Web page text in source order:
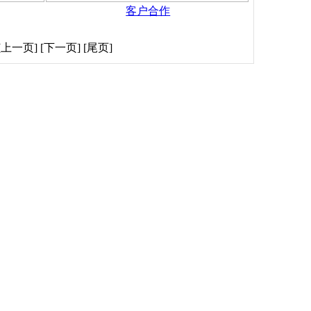
客户合作
一页] [下一页] [尾页]